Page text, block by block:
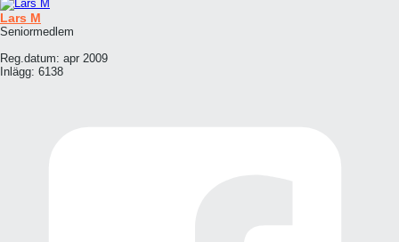
Lars M
Seniormedlem
Reg.datum: apr 2009
Inlägg: 6138